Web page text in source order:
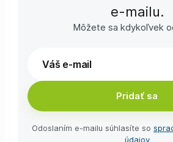
e-⁠mailu.
Môžete sa kdykoľvek
Pridať sa
Odoslaním e-⁠mailu súhlasíte so
údajov